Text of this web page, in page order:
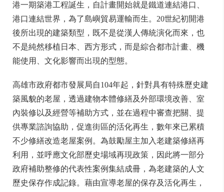
港一期築港工程誕生，自計畫開始就是鐵道連結港口、
港口連結世界，為了島嶼貿易運輸而生。20世紀初開港
後所出現的建築類型，既不是從漢人傳統演化而來，也
不是純然移植日本、西方形式，而是綜合都市計畫、機
能使用、文化影響而出現的型態。
高雄市政府都市發展局自104年起，針對具有特殊歷史建
築風貌的老屋，透過建物本體修繕及外部環境改善、室
內裝修以及經營等補助方式，並在過程中審查把關、提
供專業諮詢協助，促進街區的活化再生，數年來已累積
不少修繕改造老屋案例。為鼓勵屋主加入老建築修繕再
利用，並呼應文化部歷史場域再現政策，因此將一部分
政府補助整修的代表性案例集結成冊，為老建築的人文
歷史保存作成記錄。藉由宣導老屋的保存及活化再生，